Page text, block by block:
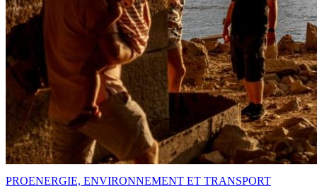
PROENERGIE, ENVIRONNEMENT ET TRANSPORT